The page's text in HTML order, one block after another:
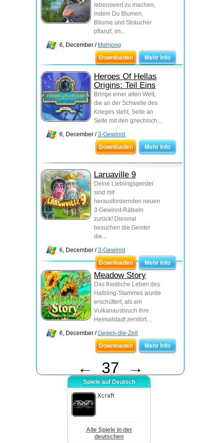
lebenswert zu machen,
indem Du Blumen,
Bäume und Sträucher
pflanzt, im...
6, December / Mahjong
Downloaden
Mehr Info
Heroes Of Hellas
Origins: Teil Eins
Bringe einer alten Welt,
die an der Schwelle des
Krieges steht, Seite an
Seite mit den griechisch...
6, December /3-Gewinnt
Downloaden
Mehr Info
Laruaville 9
Deine Lieblingsgeister
sind mit
herausfordernden neuen
3-Gewinnt-Rätseln
zurück! Diesmal
besuchen die Geister
die...
6, December /3-Gewinnt
Downloaden
Mehr Info
Meadow Story
Das friedliche Leben des
Halbling-Stammes wurde
erschüttert, als ein
Vulkanausbruch ihre
Heimatstadt zerstört....
6, December /Gegen-die-Zeit
Downloaden
Mehr Info
← 37 →
Spiele auf Deutsch
Xcraft
Alle Spiele in der
deutschen